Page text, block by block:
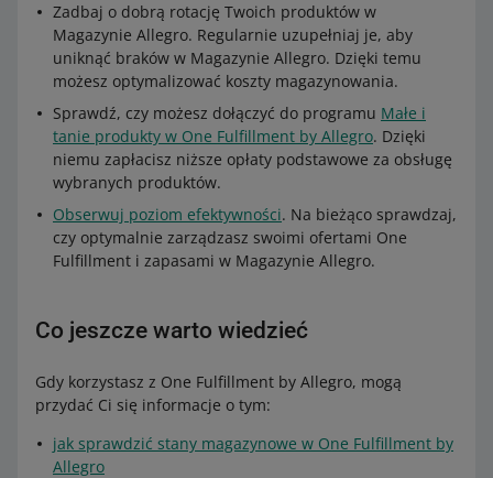
Zadbaj o dobrą rotację Twoich produktów w
Magazynie Allegro. Regularnie uzupełniaj je, aby
uniknąć braków w Magazynie Allegro. Dzięki temu
możesz optymalizować koszty magazynowania.
Sprawdź, czy możesz dołączyć do programu Małe i
tanie produkty w One Fulfillment by Allegro. Dzięki
niemu zapłacisz niższe opłaty podstawowe za obsługę
wybranych produktów.
Obserwuj poziom efektywności. Na bieżąco sprawdzaj,
czy optymalnie zarządzasz swoimi ofertami One
Fulfillment i zapasami w Magazynie Allegro.
Co jeszcze warto wiedzieć
Gdy korzystasz z One Fulfillment by Allegro, mogą
przydać Ci się informacje o tym:
jak sprawdzić stany magazynowe w One Fulfillment by
Allegro